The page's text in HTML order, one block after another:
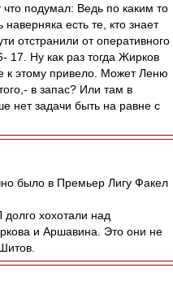
что подумал: Ведь по каким то
есть те, кто знает
отстранили от оперативного
17. Ну как раз тогда Жирков
к этому привело. Может Леню
в запас? Или там в
нет задачи быть на равне с
было в Премьер Лигу Факел
хохотали над
и Аршавина. Это они не